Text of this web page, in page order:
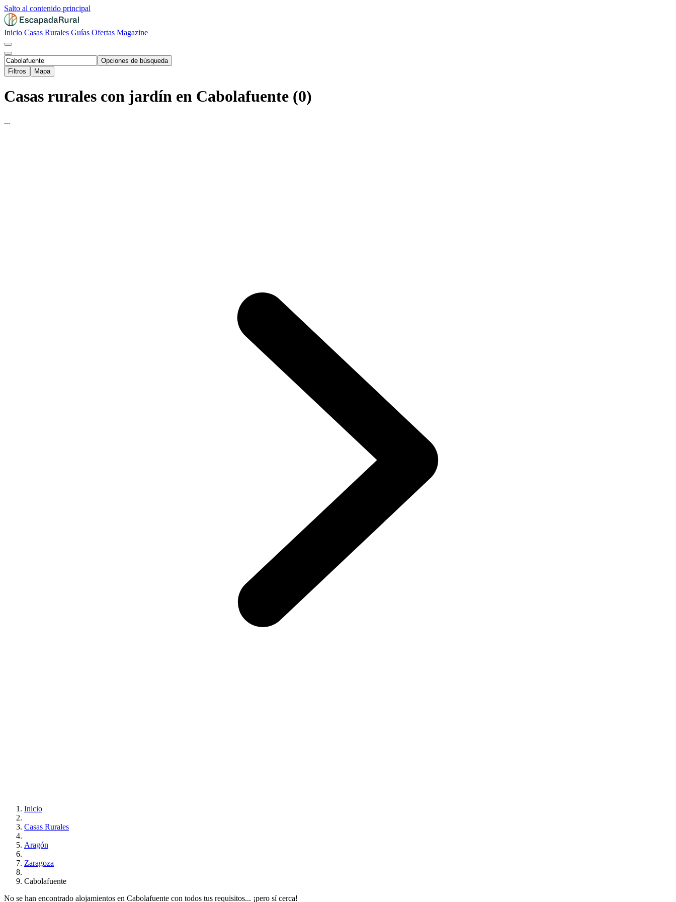
Salto al contenido principal
Inicio Casas Rurales Guías Ofertas Magazine
Opciones de búsqueda
Filtros
Mapa
Casas rurales con jardín en Cabolafuente (0)
...
Inicio
Casas Rurales
Aragón
Zaragoza
Cabolafuente
No se han encontrado alojamientos en Cabolafuente con todos tus requisitos... ¡pero sí cerca!